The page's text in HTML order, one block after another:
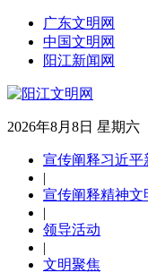
广东文明网
中国文明网
阳江新闻网
2026年8月8日 星期六
宣传阐释习近平
|
宣传阐释精神文
|
领导活动
|
文明聚焦